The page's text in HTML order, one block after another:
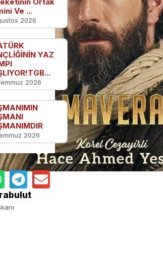
Ve ...
2026
YAZ
2026
2026